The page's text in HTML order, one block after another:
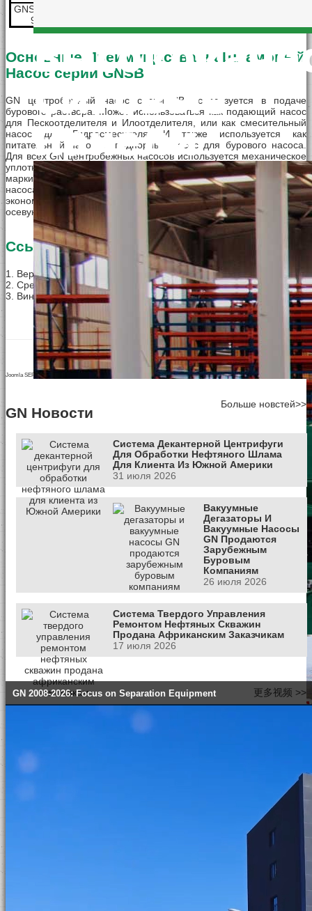
Ситовые
Панели
Первый API
Завод по
Очистки из
Китай
Россия
USA
GNSB4x3A-
9.5J
Основные Преимущества на Шламовый
Насос серии GNSB
GN центробежный насос серии SB используется в подаче
бурового раствора. Может использоваться как подающий насос
для Пескоотделителя и Илоотделителя, или как смесительный
насос для Гидросмесителя. И также используется как
питательный насос, и подпорный насос для бурового насоса.
Для всех GN центробежных насосов используется механическое
уплотнение с карбидном сплавом и подшипником известной
марки. И запчасти может изменяются друг дургу с большенством
насоса международного бренда, чтобы помочь клиентам
экономить запчасти. С открытой крыльчаткой может снизить
осевую нагрузку, лекго при монтаже, ремонте и демонтаже
Ссылки на другие насосы
1. Вертикальный Погружной Насос серии GNYZ
2. Срезающий Насос серии GNJBQ
3. Винтовой Насос серии GNG
Share:
Joomla SEF URLs by Artio
GN Новости
Больше новстей>>
Система Декантерной Центрифуги
Для Обработки Нефтяного Шлама
Для Клиента Из Южной Америки
31 июля 2026
Вакуумные
Дегазаторы И
Вакуумные Насосы
GN Продаются
Зарубежным
Буровым
Компаниям
26 июля 2026
Система Твердого Управления
Ремонтом Нефтяных Скважин
Продана Африканским Заказчикам
17 июля 2026
更多视频 >>
GN 2008-2026: Focus on Separation Equipment